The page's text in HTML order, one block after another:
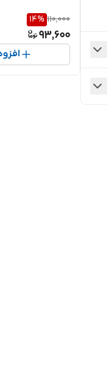
110,000
14%
93,600